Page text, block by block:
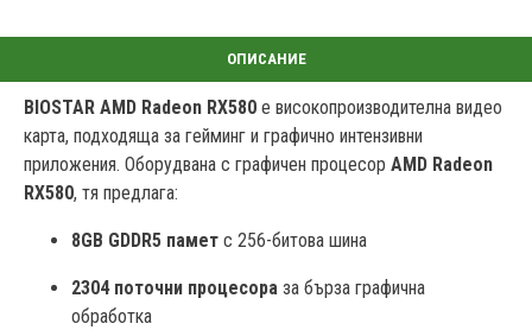
BIOSTAR AMD Radeon RX580 е високопроизводителна видео
карта, подходяща за гейминг и графично интензивни
приложения. Оборудвана с графичен процесор AMD Radeon
RX580, тя предлага:
8GB GDDR5 памет с 256-битова шина
2304 поточни процесора за бърза графична
обработка